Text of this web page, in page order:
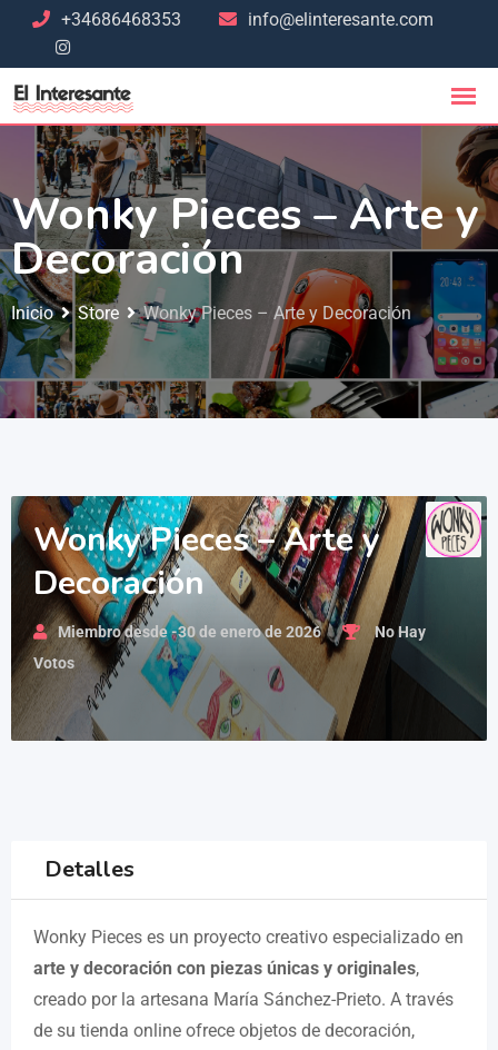
+34686468353 info@elinteresante.com
Wonky Pieces – Arte y
Decoración
Inicio Store Wonky Pieces – Arte y Decoración
Wonky Pieces – Arte y
Decoración
Miembro desde -30 de enero de 2026
No Hay
Votos
Detalles
Wonky Pieces es un proyecto creativo especializado en
arte y decoración con piezas únicas y originales,
creado por la artesana María Sánchez-Prieto. A través
de su tienda online ofrece objetos de decoración,